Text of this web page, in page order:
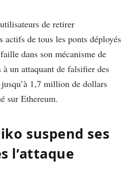
de retirer
actifs de tous les ponts déployés
dans son mécanisme de
un attaquant de falsifier des
1,7 million de dollars
sur Ethereum.
suspend ses
l’attaque